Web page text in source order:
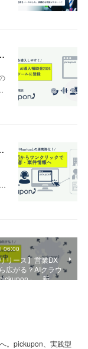
入補助金）の対象ツールとして登録
ンクリックで遷移できる新機能を追加
06:00
リース】営業DX
広がる？AIクラウ
」、新…
。pickupon、実践型